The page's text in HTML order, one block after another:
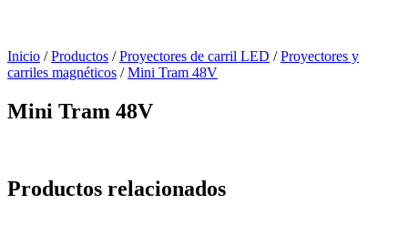
Inicio / Productos / Proyectores de carril LED / Proyectores y
carriles magnéticos / Mini Tram 48V
Mini Tram 48V
Productos relacionados